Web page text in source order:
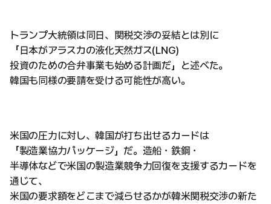
トランプ大統領は同日、関税交渉の妥結とは別に
「日本がアラスカの液化天然ガス(LNG)
投資のための合弁事業も始める計画だ」と述べた。
韓国も同様の要請を受ける可能性が高い。
米国の圧力に対し、韓国が打ち出せるカードは
「製造業協力パッケージ」だ。造船・鉄鋼・
半導体などで米国の製造業競争力回復を支援するカードを
通じて、
米国の要求額をどこまで減らせるかが韓米関税交渉の新た